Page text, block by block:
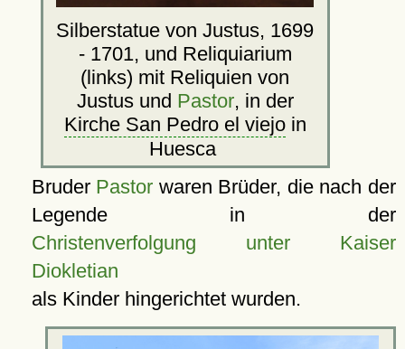
Silberstatue von Justus, 1699
- 1701, und Reliquiarium
(links) mit Reliquien von
Justus und Pastor, in der
Kirche San Pedro el viejoin
Huesca
Bruder Pastor waren Brüder, die nach der
Legende in der
Christenverfolgung unter Kaiser
Diokletian
als Kinder hingerichtet wurden.